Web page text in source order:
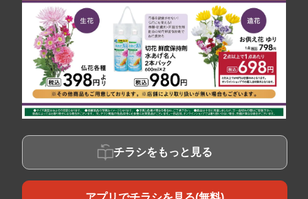
チラシをもっと見る